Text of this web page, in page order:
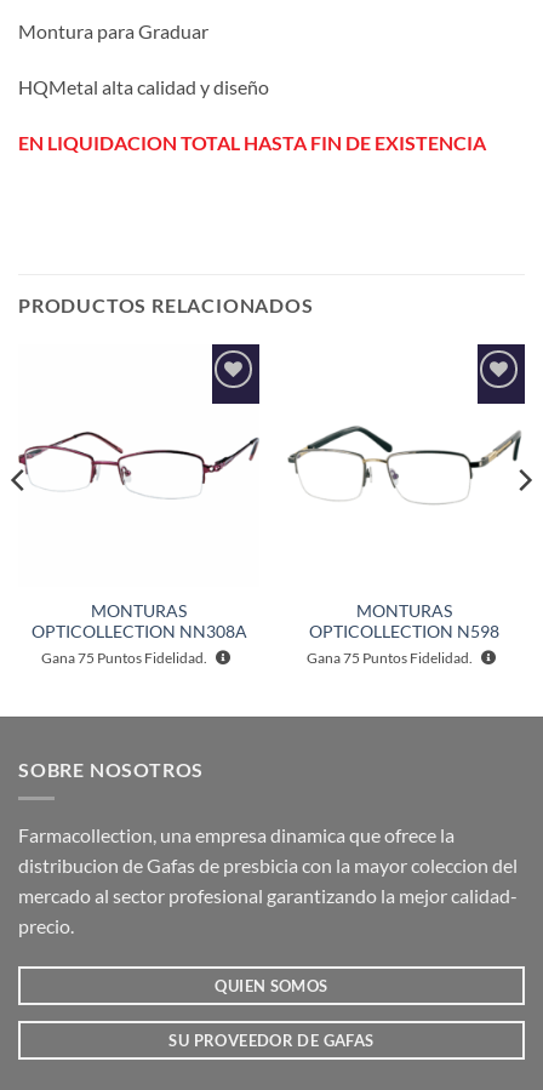
Montura para Graduar
HQMetal alta calidad y diseño
EN LIQUIDACION TOTAL HASTA FIN DE EXISTENCIA
PRODUCTOS RELACIONADOS
Añadir
lista de
deseos
MONTURAS
OPTICOLLECTION NN308A
Gana75 Puntos Fidelidad.
Añadir
lista de
deseos
MONTURAS
OPTICOLLECTION N598
Gana75 Puntos Fidelidad.
SOBRE NOSOTROS
Farmacollection, una empresa dinamica que ofrece la
distribucion de Gafas de presbicia con la mayor coleccion del
mercado al sector profesional garantizando la mejor calidad-
precio.
QUIEN SOMOS
SU PROVEEDOR DE GAFAS